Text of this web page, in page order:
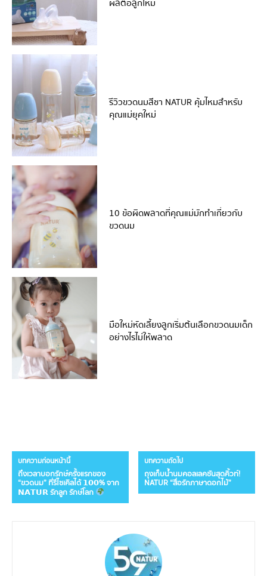
ผลต่อลูกไหม
รีวิวขวดนมสีชา NATUR คุ้มไหมสำหรับ
คุณแม่ยุคใหม่
10 ข้อผิดพลาดที่คุณแม่มักทำเกี่ยวกับ
ขวดนม
มือใหม่หัดเลี้ยงลูกเริ่มต้นเลือกขวดนมเด็ก
อย่างไรไม่ให้พลาด
บทความก่อนหน้านี้
ถึงเวลาบอกรักษ์ครั้งแรกของ
“ขวดนม” ที่รีไซเคิลได้ 𝟭𝟬𝟬% จาก
𝗡𝗔𝗧𝗨𝗥 รักลูก รักษ์โลก
บทความถัดไป
ถุงเก็บน้ำนมคอลเลคชันสุดคิ้วท์!
NATUR “สื่อรักภาษาดอกไม้”